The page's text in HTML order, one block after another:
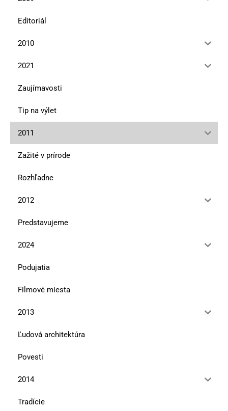
Editoriál
2010
2021
Zaujímavosti
Tip na výlet
2011
Zažité v prírode
Rozhľadne
2012
Predstavujeme
2024
Podujatia
Filmové miesta
2013
Ľudová architektúra
Povesti
2014
Tradície